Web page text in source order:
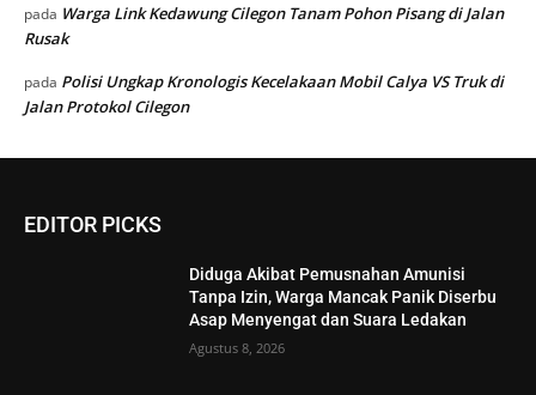
pada Warga Link Kedawung Cilegon Tanam Pohon Pisang di Jalan
Rusak
pada Polisi Ungkap Kronologis Kecelakaan Mobil Calya VS Truk di
Jalan Protokol Cilegon
EDITOR PICKS
Diduga Akibat Pemusnahan Amunisi
Tanpa Izin, Warga Mancak Panik Diserbu
Asap Menyengat dan Suara Ledakan
Agustus 8, 2026